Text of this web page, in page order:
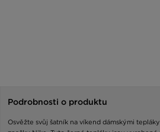
Podrobnosti o produktu
Osvěžte svůj šatník na víkend dámskými